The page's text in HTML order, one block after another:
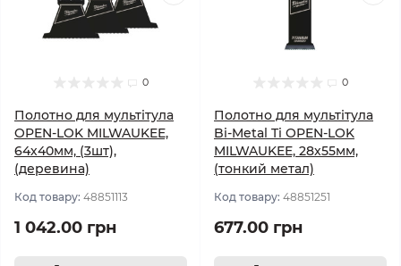
0
Полотно для мультітула
OPEN-LOK MILWAUKEE,
64х40мм, (3шт),
(деревина)
Код товару: 48851113
1 042.00 грн
0
Полотно для мультітула
Bi-Metal Ti OPEN-LOK
MILWAUKEE, 28х55мм,
(тонкий метал)
Код товару: 48851251
677.00 грн